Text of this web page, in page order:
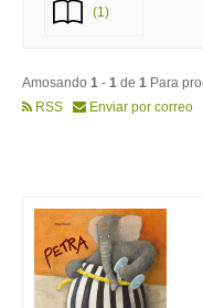
(1)
Amosando 1 - 1 de 1 Para
RSS
Enviar por correo